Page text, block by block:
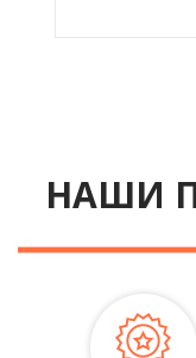
НАШИ